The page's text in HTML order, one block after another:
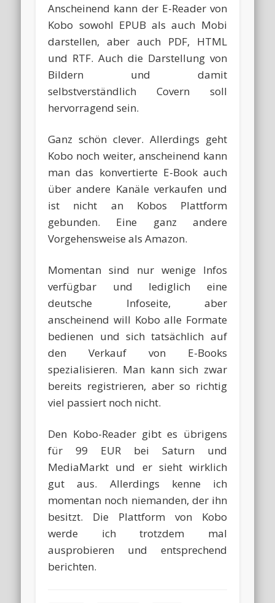
Anscheinend kann der E-Reader von
Kobo sowohl EPUB als auch Mobi
darstellen, aber auch PDF, HTML
und RTF. Auch die Darstellung von
Bildern und damit
selbstverständlich Covern soll
hervorragend sein.
Ganz schön clever. Allerdings geht
Kobo noch weiter, anscheinend kann
man das konvertierte E-Book auch
über andere Kanäle verkaufen und
ist nicht an Kobos Plattform
gebunden. Eine ganz andere
Vorgehensweise als Amazon.
Momentan sind nur wenige Infos
verfügbar und lediglich eine
deutsche Infoseite, aber
anscheinend will Kobo alle Formate
bedienen und sich tatsächlich auf
den Verkauf von E-Books
spezialisieren. Man kann sich zwar
bereits registrieren, aber so richtig
viel passiert noch nicht.
Den Kobo-Reader gibt es übrigens
für 99 EUR bei Saturn und
MediaMarkt und er sieht wirklich
gut aus. Allerdings kenne ich
momentan noch niemanden, der ihn
besitzt. Die Plattform von Kobo
werde ich trotzdem mal
ausprobieren und entsprechend
berichten.